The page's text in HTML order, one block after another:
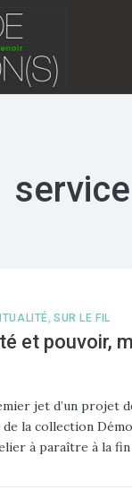
service
SUR LE FIL
et pouvoir,
jet d’un projet
la collection
à paraître à la fin